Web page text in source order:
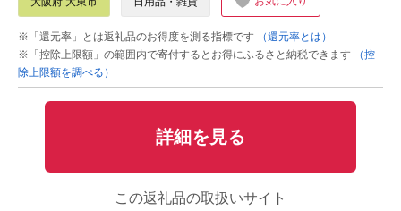
※「還元率」とは返礼品のお得度を測る指標です
（還元率とは）
※「控除上限額」の範囲内で寄付するとお得にふるさと納税できます
（控
除上限額を調べる）
詳細を見る
この返礼品の取扱いサイト